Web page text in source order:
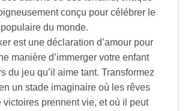
conçu pour célébrer le
du monde.
est une déclaration d’amour pour
manière d’immerger votre enfant
du jeu qu’il aime tant. Transformez
un stade imaginaire où les rêves
victoires prennent vie, et où il peut